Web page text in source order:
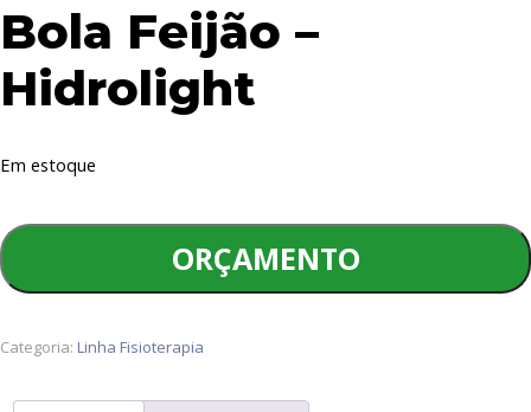
Bola Feijão –
Hidrolight
Em estoque
Feijão
-
quantidade
ORÇAMENTO
Categoria: Linha Fisioterapia